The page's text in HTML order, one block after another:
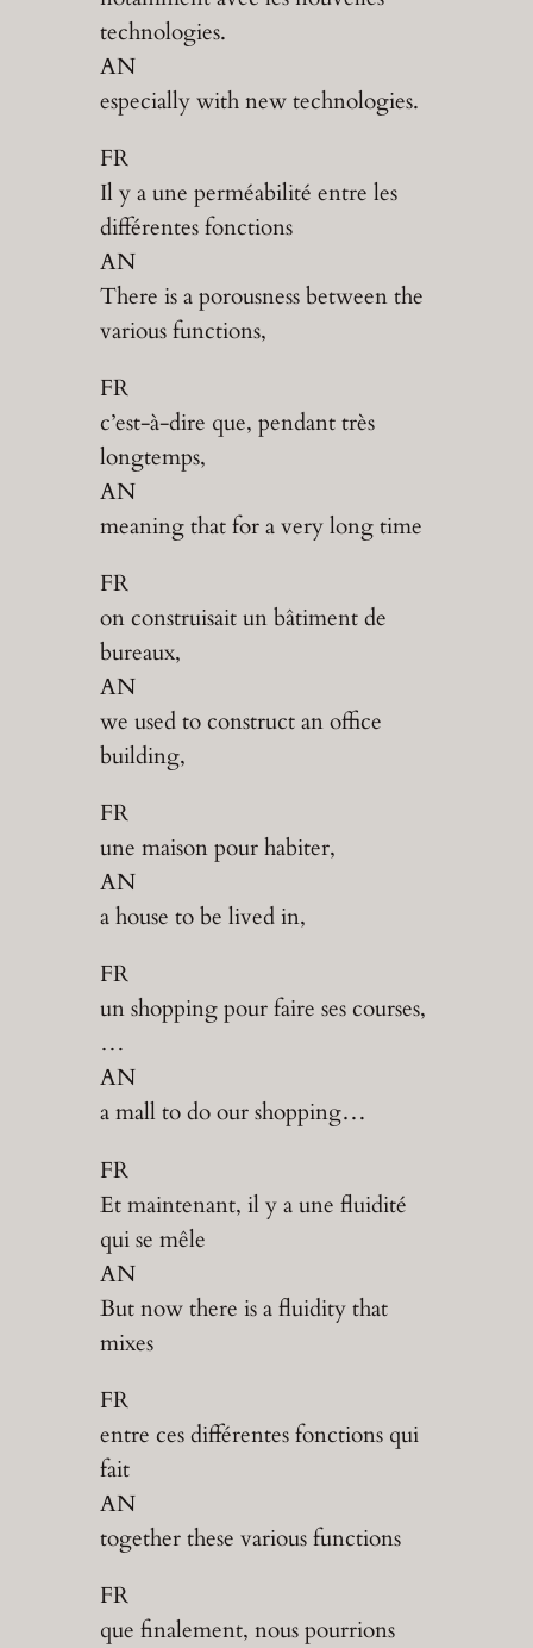
technologies.
AN
especially with new technologies.
FR
Il y a une perméabilité entre les
différentes fonctions
AN
There is a porousness between the
various functions,
FR
c’est-à-dire que, pendant très
longtemps,
AN
meaning that for a very long time
FR
on construisait un bâtiment de
bureaux,
AN
we used to construct an office
building,
FR
une maison pour habiter,
AN
a house to be lived in,
FR
un shopping pour faire ses courses,
…
AN
a mall to do our shopping…
FR
Et maintenant, il y a une fluidité
qui se mêle
AN
But now there is a fluidity that
mixes
FR
entre ces différentes fonctions qui
fait
AN
together these various functions
FR
que finalement, nous pourrions